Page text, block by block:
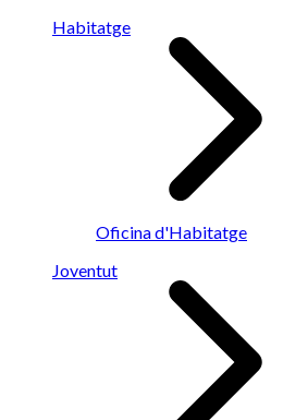
Habitatge
Oficina d'Habitatge
Joventut